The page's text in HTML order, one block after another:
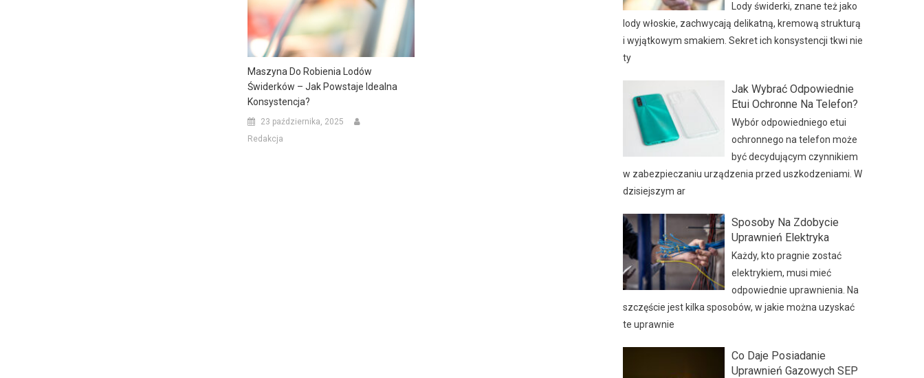
Maszyna Do Robienia Lodów
Świderków – Jak Powstaje Idealna
Konsystencja?
23 października, 2025
Redakcja
Lody świderki, znane też jako
lody włoskie, zachwycają delikatną, kremową strukturą
i wyjątkowym smakiem. Sekret ich konsystencji tkwi nie
ty
Jak Wybrać Odpowiednie
Etui Ochronne Na Telefon?
Wybór odpowiedniego etui
ochronnego na telefon może
być decydującym czynnikiem
w zabezpieczaniu urządzenia przed uszkodzeniami. W
dzisiejszym ar
Sposoby Na Zdobycie
Uprawnień Elektryka
Każdy, kto pragnie zostać
elektrykiem, musi mieć
odpowiednie uprawnienia. Na
szczęście jest kilka sposobów, w jakie można uzyskać
te uprawnie
Co Daje Posiadanie
Uprawnień Gazowych SEP